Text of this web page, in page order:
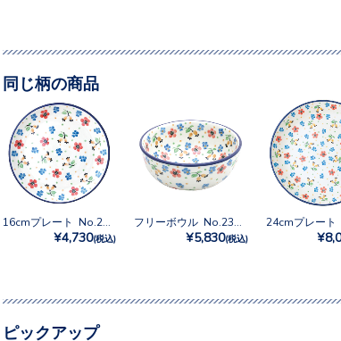
同じ柄の商品
¥4,730(税込) ¥5,830(税込)
ピックアップ